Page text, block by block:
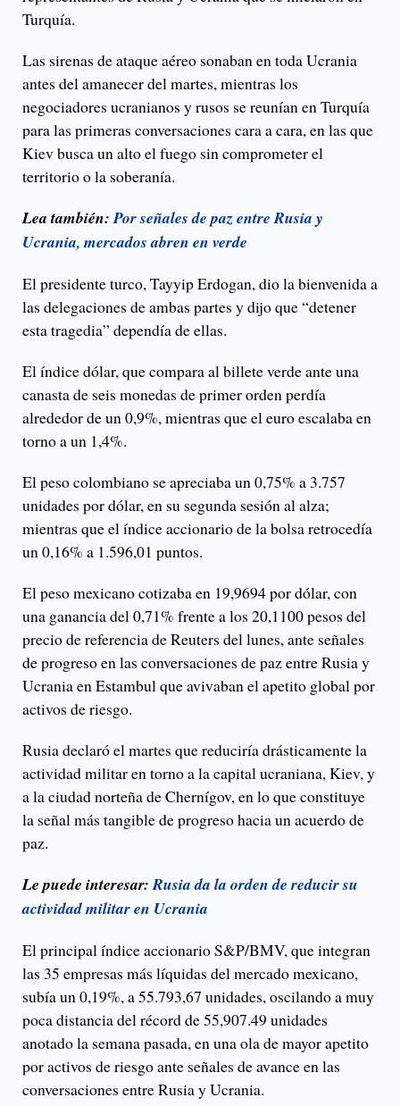
Turquía.
Las sirenas de ataque aéreo sonaban en toda Ucrania
antes del amanecer del martes, mientras los
negociadores ucranianos y rusos se reunían en Turquía
para las primeras conversaciones cara a cara, en las que
Kiev busca un alto el fuego sin comprometer el
territorio o la soberanía.
Lea también:Por señales de paz entre Rusia y
Ucrania, mercados abren en verde
El presidente turco, Tayyip Erdogan, dio la bienvenida a
las delegaciones de ambas partes y dijo que “detener
esta tragedia” dependía de ellas.
El índice dólar, que compara al billete verde ante una
canasta de seis monedas de primer orden perdía
alrededor de un 0,9%, mientras que el euro escalaba en
torno a un 1,4%.
El peso colombiano se apreciaba un 0,75% a 3.757
unidades por dólar, en su segunda sesión al alza;
mientras que el índice accionario de la bolsa retrocedía
un 0,16% a 1.596,01 puntos.
El peso mexicano cotizaba en 19,9694 por dólar, con
una ganancia del 0,71% frente a los 20,1100 pesos del
precio de referencia de Reuters del lunes, ante señales
de progreso en las conversaciones de paz entre Rusia y
Ucrania en Estambul que avivaban el apetito global por
activos de riesgo.
Rusia declaró el martes que reduciría drásticamente la
actividad militar en torno a la capital ucraniana, Kiev, y
a la ciudad norteña de Chernígov, en lo que constituye
la señal más tangible de progreso hacia un acuerdo de
paz.
Le puede interesar:Rusia da la orden de reducir su
actividad militar en Ucrania
El principal índice accionario S&P/BMV, que integran
las 35 empresas más líquidas del mercado mexicano,
subía un 0,19%, a 55.793,67 unidades, oscilando a muy
poca distancia del récord de 55,907.49 unidades
anotado la semana pasada, en una ola de mayor apetito
por activos de riesgo ante señales de avance en las
conversaciones entre Rusia y Ucrania.